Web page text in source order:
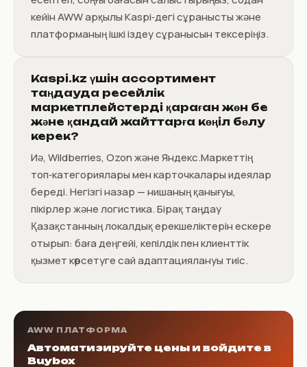
кейін AWW арқылы Kaspi‑дегі сұранысты және
платформаның ішкі іздеу сұранысын тексеріңіз.
Kaspi.kz үшін ассортимент
таңдауда ресейлік
маркетплейстерді қараған жөн бе
және қандай жайттарға көңіл бөлу
керек?
Иә, Wildberries, Ozon және Яндекс.Маркеттің
топ‑категориялары мен карточкалары идеялар
береді. Негізгі назар — нишаның қанығуы,
пікірлер және логистика. Бірақ таңдау
Қазақстанның локалдық ерекшеліктерін ескере
отырып: баға деңгейі, кепілдік пен клиенттік
қызмет көрсетуге сай адаптациялануы тиіс.
AWW ПЛАТФОРМА
Автоматизируйте цены и войдите в
Buybox